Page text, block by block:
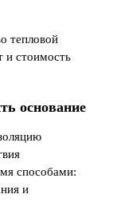
тепловой
и стоимость
основание
способами:
и